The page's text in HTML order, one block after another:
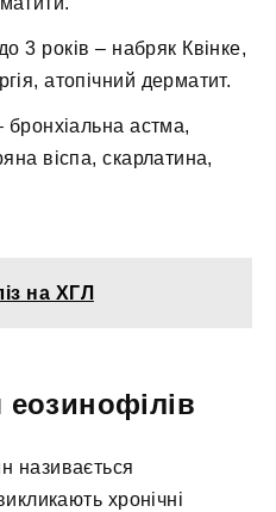
3 років – набряк Квінке,
атопічний дерматит.
бронхіальна астма,
віспа, скарлатина,
на ХГЛ
називається
хронічні